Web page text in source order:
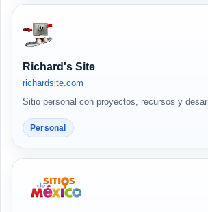
Richard's Site
richardsite.com
Sitio personal con proyectos, recursos y
Personal